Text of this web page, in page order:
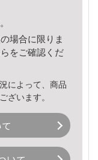
場合に限りま
をご確認くだ
によって、商品
ざいます。